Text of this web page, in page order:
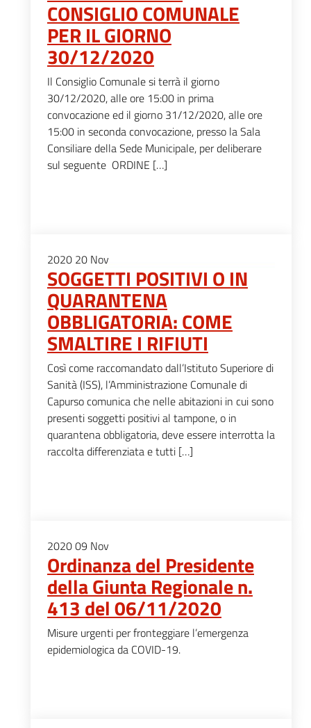
CONSIGLIO COMUNALE
PER IL GIORNO
30/12/2020
Il Consiglio Comunale si terrà il giorno
30/12/2020, alle ore 15:00 in prima
convocazione ed il giorno 31/12/2020, alle ore
15:00 in seconda convocazione, presso la Sala
Consiliare della Sede Municipale, per deliberare
sul seguente ORDINE […]
2020 20 Nov
SOGGETTI POSITIVI O IN
QUARANTENA
OBBLIGATORIA: COME
SMALTIRE I RIFIUTI
Così come raccomandato dall’Istituto Superiore di
Sanità (ISS), l’Amministrazione Comunale di
Capurso comunica che nelle abitazioni in cui sono
presenti soggetti positivi al tampone, o in
quarantena obbligatoria, deve essere interrotta la
raccolta differenziata e tutti […]
202009 Nov
Ordinanza del Presidente
della Giunta Regionale n.
413 del 06/11/2020
Misure urgenti per fronteggiare l’emergenza
epidemiologica da COVID-19.